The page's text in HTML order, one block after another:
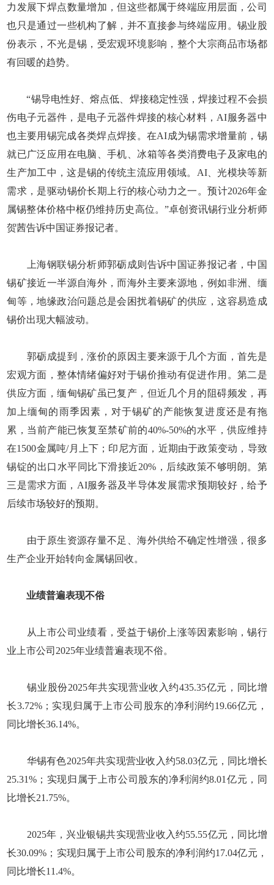
力发展下焊点数量增加，但这些都属于终端应用层面，公司
也只是通过一些机构了解，并不直接参与终端应用。锡业股
份表示，不光是锡，受宏观环境影响，整个大宗商品市场都
有回暖的趋势。
“锡导电性好、熔点低、焊接稳定性强，焊接过程不会损
伤电子元器件，是电子元器件焊接的核心材料，AI服务器中
也主要用锡完成各类焊点焊接。在AI成为锡需求增量前，锡
就已广泛应用在电脑、手机、冰箱等各类消费电子及家电的
生产加工中，这是锡的传统主流应用领域。AI、光模块等新
需求，是驱动锡价长期上行的核心动力之一。预计2026年金
属锡整体价格中枢仍维持历史高位。”卓创资讯锡行业分析师
贺茜告诉中国证券报记者。
上海钢联锡分析师郭砺成则告诉中国证券报记者，中国
锡矿接近一半源自海外，而海外主要来源地，例如非洲、缅
甸等，地缘政治问题总是会困扰着锡矿的供应，这容易造成
锡价出现大幅波动。
郭砺成提到，涨价的原因主要来源于几个方面，首先是
宏观方面，整体情绪偏好对于锡价推动有促进作用。第二是
供应方面，缅甸锡矿虽已复产，但近几个月的阻碍频发，再
加上缅甸的雨季因素，对于锡矿的产能恢复进度还是有拖
累，当前产能已恢复至禁矿前的40%-50%的水平，供应维持
在1500金属吨/月上下；印尼方面，近期由于政策变动，导致
锡锭的出口水平同比下滑接近20%，后续政策不够明朗。第
三是需求方面，AI服务器及半导体发展需求预期较好，给予
后续市场较好的预期。
由于原生资源存量不足、海外供给不确定性增强，很多
生产企业开始转向金属锡回收。
业绩普遍表现不俗
从上市公司业绩看，受益于锡价上涨等因素影响，锡行
业上市公司2025年业绩普遍表现不俗。
锡业股份2025年共实现营业收入约435.35亿元，同比增
长3.72%；实现归属于上市公司股东的净利润约19.66亿元，
同比增长36.14%。
华锡有色2025年共实现营业收入约58.03亿元，同比增长
25.31%；实现归属于上市公司股东的净利润约8.01亿元，同
比增长21.75%。
2025年，兴业银锡共实现营业收入约55.55亿元，同比增
长30.09%；实现归属于上市公司股东的净利润约17.04亿元，
同比增长11.4%。